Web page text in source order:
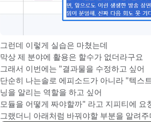
그런데 이렇게 실습은 마쳤는데
막상 제 분야에 활용은 할수가 없더라구요
그래서 이번에는 "결과물을 수정하고 싶어
단순히 나는솔로 에피소드가 아니라 "텍스
닝을 알리는 역할을 하고 싶어
모듈을 어떻게 짜야할까" 라고 지피티에 요
그랬더니 아래처럼 바꿔야할 부분을 알려